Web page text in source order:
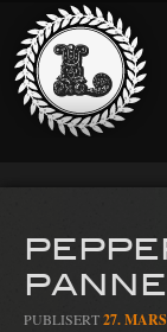
PUBLISERT27.